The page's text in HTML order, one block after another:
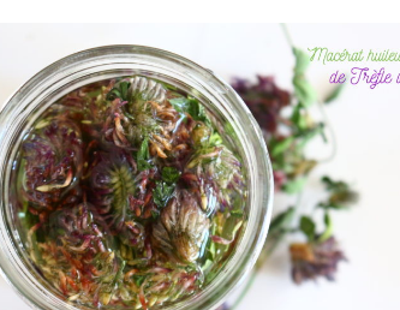
CIE…